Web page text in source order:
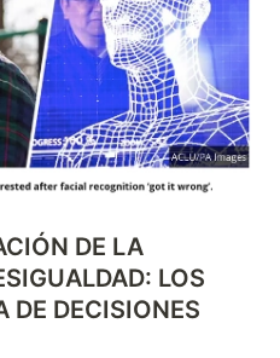
DE LA
LOS
DE DECISIONES